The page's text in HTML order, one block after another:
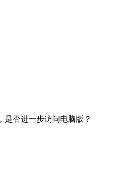
是否进一步访问电脑版？